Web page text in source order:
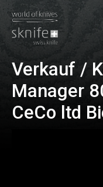
Verkauf /
Manager
CeCo ltd